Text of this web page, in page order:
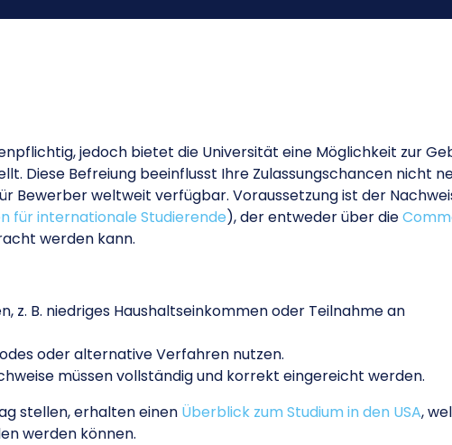
jedoch bietet die Universität eine Möglichkeit zur
Diese Befreiung beeinflusst Ihre Zulassungschancen nicht
Bewerber weltweit verfügbar. Voraussetzung ist der
für internationale Studierende), der entweder über die
werden kann.
z. B. niedriges Haushaltseinkommen oder Teilnahme an
oder alternative Verfahren nutzen.
müssen vollständig und korrekt eingereicht werden.
stellen, erhalten einen Überblick zum Studium in den USA,
werden können.